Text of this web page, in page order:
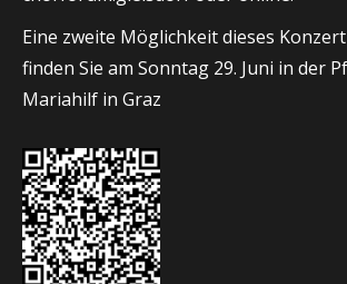
Eine zweite Möglichkeit dieses
finden Sie am Sonntag 29. Juni in der
Mariahilf in Graz